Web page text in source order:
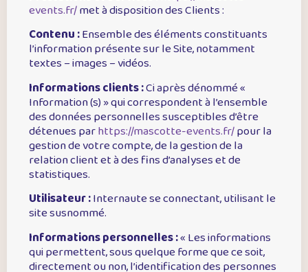
events.fr/met à disposition des Clients :
Contenu :Ensemble des éléments constituants
l’information présente sur le Site, notamment
textes – images – vidéos.
Informations clients :Ci après dénommé «
Information (s) » qui correspondent à l’ensemble
des données personnelles susceptibles d’être
détenues parhttps://mascotte-events.fr/pour la
gestion de votre compte, de la gestion de la
relation client et à des fins d’analyses et de
statistiques.
Utilisateur :Internaute se connectant, utilisant le
site susnommé.
Informations personnelles :« Les informations
qui permettent, sous quelque forme que ce soit,
directement ou non, l’identification des personnes